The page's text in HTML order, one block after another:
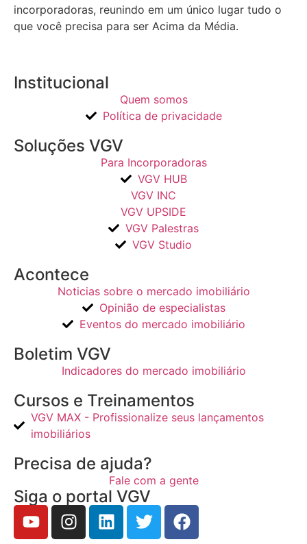
incorporadoras, reunindo em um único lugar tudo o
que você precisa para ser Acima da Média.
Institucional
Quem somos
Política de privacidade
Soluções VGV
Para Incorporadoras
VGV HUB
VGV INC
VGV UPSIDE
VGV Palestras
VGV Studio
Acontece
Noticias sobre o mercado imobiliário
Opinião de especialistas
Eventos do mercado imobiliário
Boletim VGV
Indicadores do mercado imobiliário
Cursos e Treinamentos
VGV MAX - Profissionalize seus lançamentos
imobiliários
Precisa de ajuda?
Fale com a gente
Siga o portal VGV